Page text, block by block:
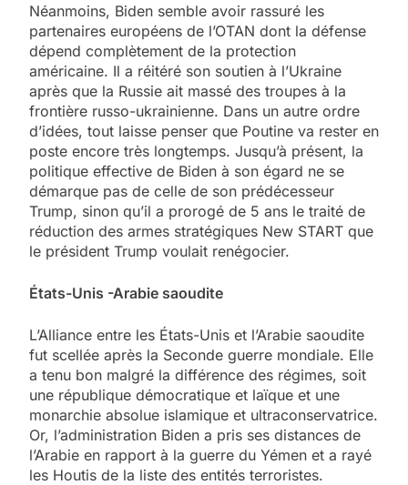
Néanmoins, Biden semble avoir rassuré les
partenaires européens de l’OTAN dont la défense
dépend complètement de la protection
américaine. Il a réitéré son soutien à l’Ukraine
après que la Russie ait massé des troupes à la
frontière russo-ukrainienne. Dans un autre ordre
d’idées, tout laisse penser que Poutine va rester en
poste encore très longtemps. Jusqu’à présent, la
politique effective de Biden à son égard ne se
démarque pas de celle de son prédécesseur
Trump, sinon qu’il a prorogé de 5 ans le traité de
réduction des armes stratégiques New START que
le président Trump voulait renégocier.
États-Unis -Arabie saoudite
L’Alliance entre les États-Unis et l’Arabie saoudite
fut scellée après la Seconde guerre mondiale. Elle
a tenu bon malgré la différence des régimes, soit
une république démocratique et laïque et une
monarchie absolue islamique et ultraconservatrice.
Or, l’administration Biden a pris ses distances de
l’Arabie en rapport à la guerre du Yémen et a rayé
les Houtis de la liste des entités terroristes.